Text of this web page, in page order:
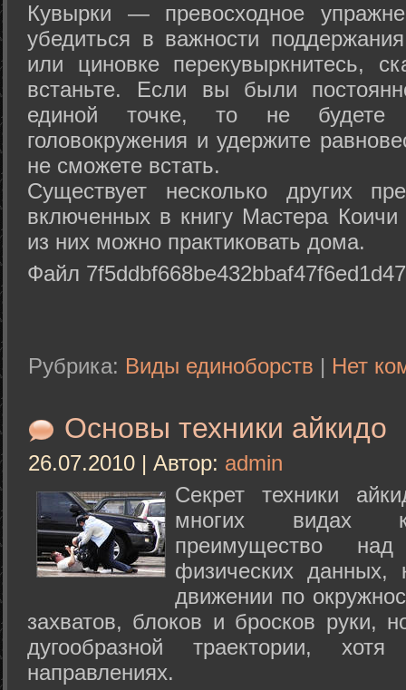
Кувырки — превосходное
убедиться в важности
или циновке перекувыркнитесь,
встаньте. Если вы были
единой точке, то не будете
головокружения и удержите
не сможете встать.
Существует несколько других
включенных в книгу Мастера
из них можно практиковать дома.
Файл
Рубрика: Виды единоборств | Нет
Основы техники айкидо
26.07.2010 | Автор: admin
Секрет техники
многих видах
преимущество
физических данных,
движении по
захватов, блоков и бросков руки,
дугообразной траектории,
направлениях.